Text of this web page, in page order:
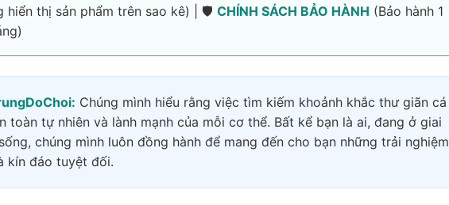
hiển thị sản phẩm trên sao kê) | 🛡️CHÍNH SÁCH BẢO HÀNH (Bảo hành 1
Chúng mình hiểu rằng việc tìm kiếm khoảnh khắc thư giãn cá
toàn tự nhiên và lành mạnh của mỗi cơ thể. Bất kể bạn là ai, đang ở giai
chúng mình luôn đồng hành để mang đến cho bạn những trải nghiệm
kín đáo tuyệt đối.